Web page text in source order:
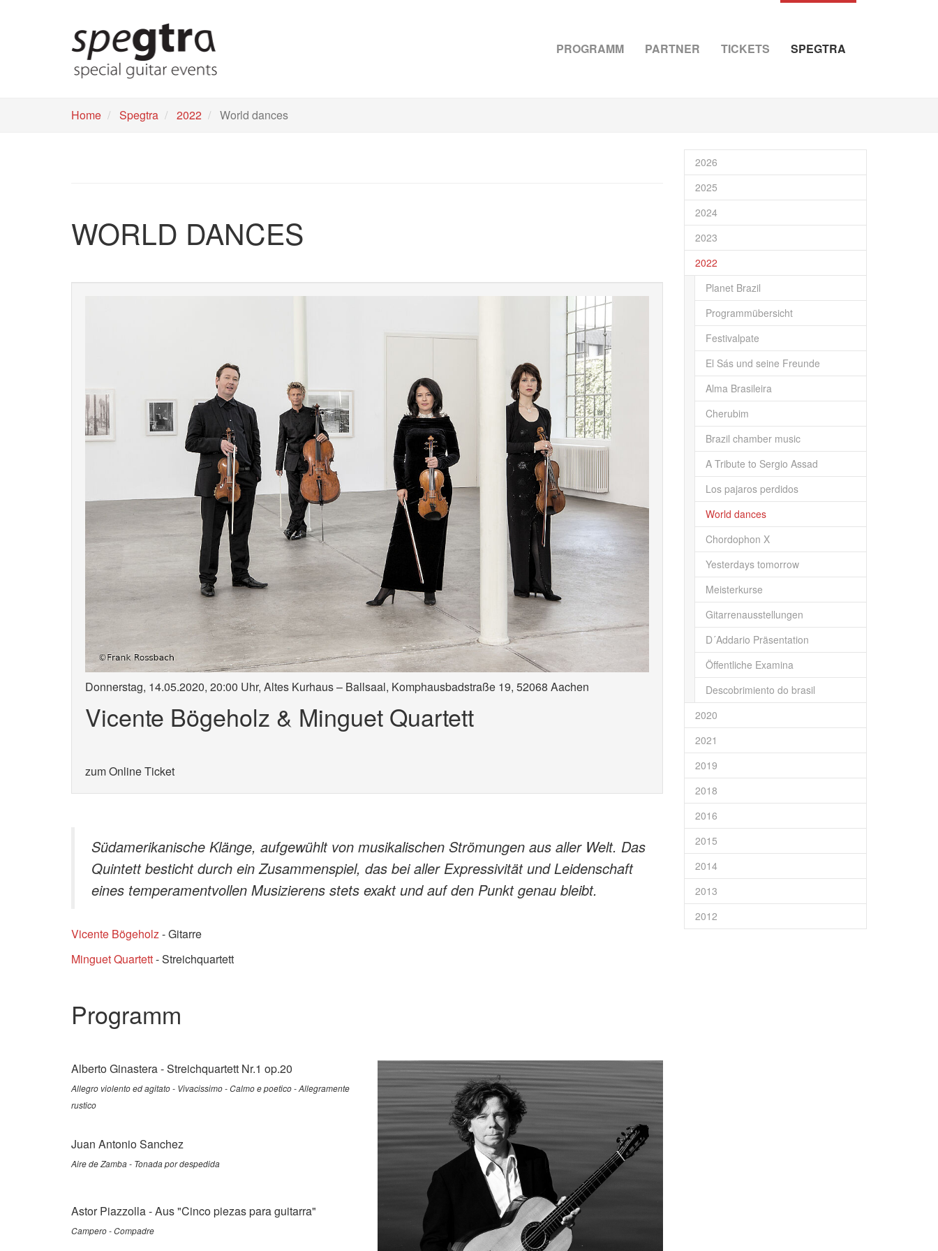
PROGRAMM PARTNER TICKETS SPEGTRA
Home Spegtra 2022 World dances
WORLD DANCES
Donnerstag, 14.05.2020, 20:00 Uhr, Altes Kurhaus – Ballsaal, Komphausbadstraße 19, 52068 Aachen
Vicente Bögeholz & Minguet Quartett
zum Online Ticket
Südamerikanische Klänge, aufgewühlt von musikalischen Strömungen aus aller Welt. Das
Quintett besticht durch ein Zusammenspiel, das bei aller Expressivität und Leidenschaft
eines temperamentvollen Musizierens stets exakt und auf den Punkt genau bleibt.
Vicente Bögeholz- Gitarre
Minguet Quartett- Streichquartett
Programm
Alberto Ginastera - Streichquartett Nr.1 op.20
Allegro violento ed agitato - Vivacissimo - Calmo e poetico - Allegramente
rustico
Juan Antonio Sanchez
Aire de Zamba - Tonada por despedida
Astor Piazzolla - Aus "Cinco piezas para guitarra"
Campero - Compadre
2026
2025
2024
2023
2022
Planet Brazil
Programmübersicht
Festivalpate
El Sás und seine Freunde
Alma Brasileira
Cherubim
Brazil chamber music
A Tribute to Sergio Assad
Los pajaros perdidos
World dances
Chordophon X
Yesterdays tomorrow
Meisterkurse
Gitarrenausstellungen
D´Addario Präsentation
Öffentliche Examina
Descobrimiento do brasil
2020
2021
2019
2018
2016
2015
2014
2013
2012